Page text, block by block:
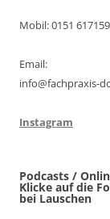
Mobil: 0151
Email:
info@fachpraxis-
Instagram
Podcasts /
Klicke auf die
bei Lauschen